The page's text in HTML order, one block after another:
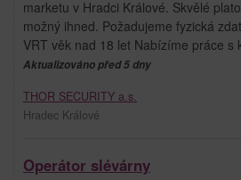
marketu v Hradci Králové. Skvělé
možný ihned. Požadujeme fyzická
VRT věk nad 18 let Nabízíme práce s
Aktualizováno před 5 dny
THOR SECURITY a.s.
Hradec Králové
Operátor slévárny